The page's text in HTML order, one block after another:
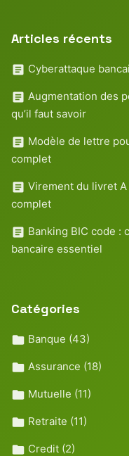
Articles récents
Cyberattaque
Augmentation des
qu’il faut savoir
Modèle de lettre
complet
Virement du livret
complet
Banking BIC code :
bancaire essentiel
Catégories
Banque (43)
Assurance (18)
Mutuelle (11)
Retraite (11)
Credit (2)